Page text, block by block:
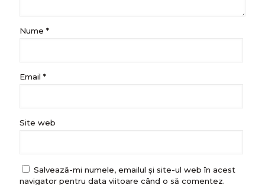
Nume *
Email *
Site web
Salvează-mi numele, emailul și site-ul web în acest
navigator pentru data viitoare când o să comentez.